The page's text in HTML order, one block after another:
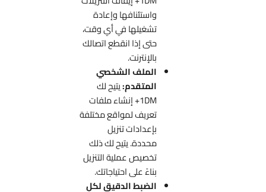
واستئنافها وإعادة
تشغيلها في أي وقت،
حتى إذا انقطع اتصالك
بالإنترنت.
الملف الشخصي
المتقدم:يتيح لك
1DM+ إنشاء ملفات
تعريف لمواقع مختلفة
بإعدادات تنزيل
محددة. يتيح لك ذلك
تخصيص عملية التنزيل
بناءً على احتياجاتك.
الضبط الدقيق لكل